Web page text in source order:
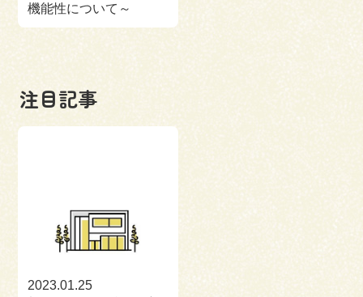
機能性について～
注目記事
2023.01.25